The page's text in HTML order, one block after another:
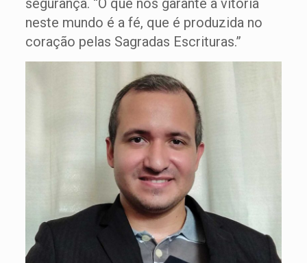
segurança. “O que nos garante a vitória
neste mundo é a fé, que é produzida no
coração pelas Sagradas Escrituras.”